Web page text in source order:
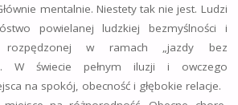
mentalnie. Niestety tak nie jest. Ludzi
powielanej ludzkiej bezmyślności i
rozpędzonej w ramach „jazdy bez
W świecie pełnym iluzji i owczego
na spokój, obecność i głębokie relacje.